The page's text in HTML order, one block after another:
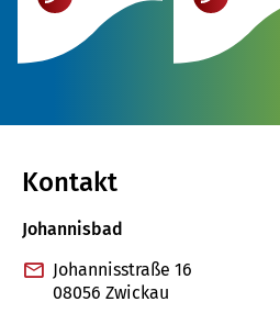
Kontakt
Johannisbad
Johannisstraße 16
08056 Zwickau